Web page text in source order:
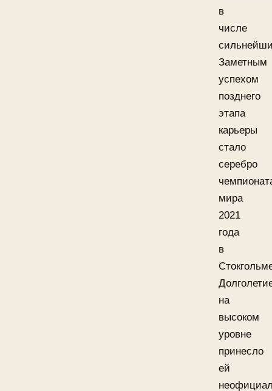
в
числе
Заметным
успехом
позднего
этапа
карьеры
стало
серебро
мира
2021
года
в
на
высоком
уровне
принесло
ей